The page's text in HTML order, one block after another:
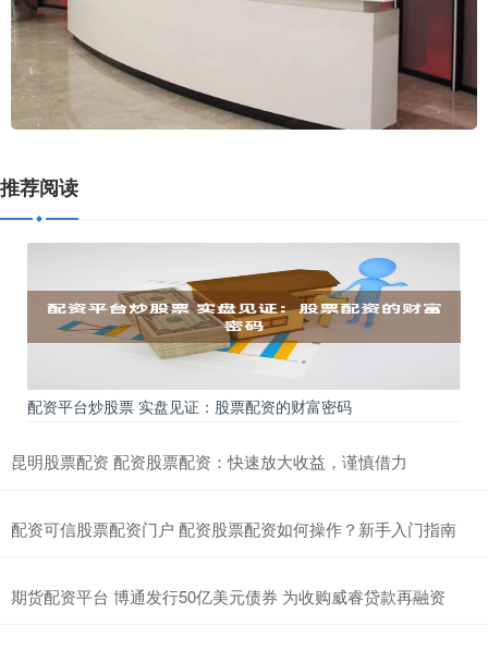
推荐阅读
配资平台炒股票 实盘见证：股票配资的财富密码
昆明股票配资 配资股票配资：快速放大收益，谨慎借力
配资可信股票配资门户 配资股票配资如何操作？新手入门指南
期货配资平台 博通发行50亿美元债券 为收购威睿贷款再融资